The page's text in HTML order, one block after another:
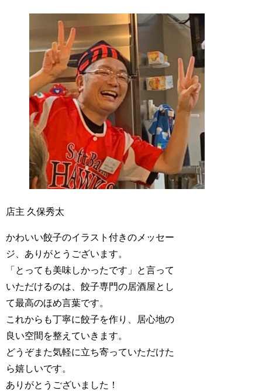
店主 久保秀太
かわいい餃子のイラスト付きのメッセー
ジ、ありがとうございます。
「とっても美味しかったです」と言って
いただけるのは、餃子専門の居酒屋とし
て最高のほめ言葉です。
これからも丁寧に餃子を作り、居心地の
良い空間を整えていきます。
どうぞまた気軽に立ち寄っていただけた
ら嬉しいです。
ありがとうございました！